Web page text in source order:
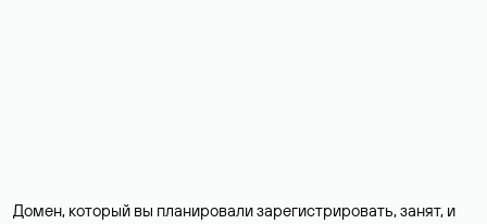
Домен, который вы планировали зарегистрировать, занят, и